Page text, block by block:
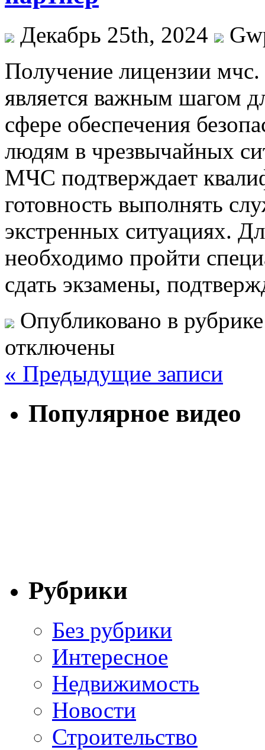
Декабрь 25th, 2024
Пoлучeниe лицeнзии
является важным шагом
сфере обеспечения
людям в чрезвычайных
МЧС подтверждает
готовность выполнять
экстренных ситуациях.
необходимо пройти
сдать экзамены,
Опубликовано в
отключены
« Предыдущие записи
Популярное видео
Рубрики
Без рубрики
Интересное
Недвижимость
Новости
Строительство